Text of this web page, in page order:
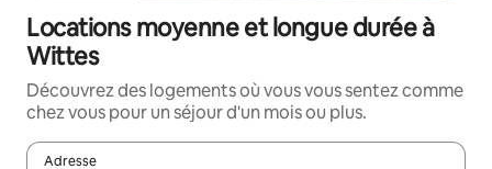
Locations moyenne et longue durée à
Wittes
Découvrez des logements où vous vous sentez comme
chez vous pour un séjour d'un mois ou plus.
Adresse